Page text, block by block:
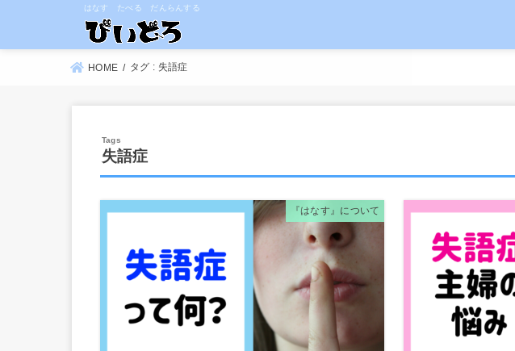
はなす たべる だんらんする
HOME タグ : 失語症
失語症
『はなす』について